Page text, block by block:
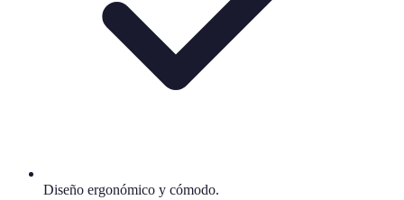
Diseño ergonómico y cómodo.